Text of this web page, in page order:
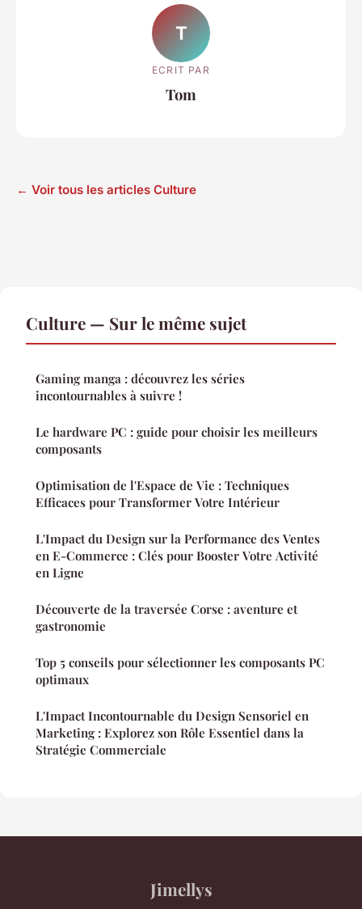
T
ECRIT PAR
Tom
← Voir tous les articles Culture
Culture — Sur le même sujet
Gaming manga : découvrez les séries
incontournables à suivre !
Le hardware PC : guide pour choisir les meilleurs
composants
Optimisation de l'Espace de Vie : Techniques
Efficaces pour Transformer Votre Intérieur
L'Impact du Design sur la Performance des Ventes
en E-Commerce : Clés pour Booster Votre Activité
en Ligne
Découverte de la traversée Corse : aventure et
gastronomie
Top 5 conseils pour sélectionner les composants PC
optimaux
L'Impact Incontournable du Design Sensoriel en
Marketing : Explorez son Rôle Essentiel dans la
Stratégie Commerciale
Jimellys